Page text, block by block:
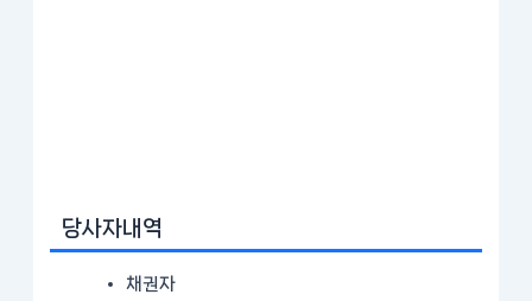
당사자내역
채권자